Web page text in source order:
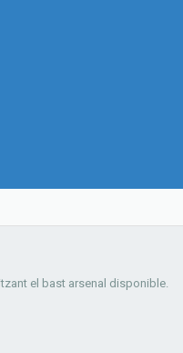
el bast arsenal disponible.